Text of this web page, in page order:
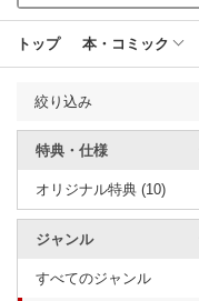
トップ 本・コミック
絞り込み
特典・仕様
オリジナル特典 (10)
ジャンル
すべてのジャンル